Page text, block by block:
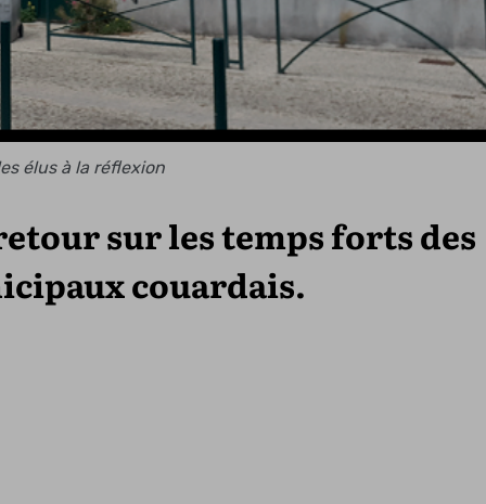
élus à la réflexion
sur les temps forts des
couardais.